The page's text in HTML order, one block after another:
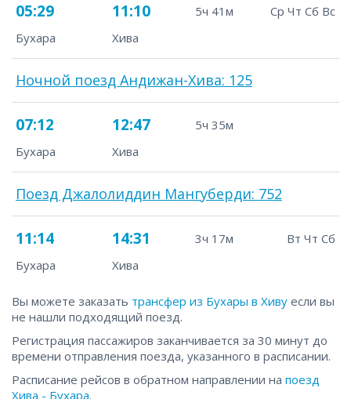
05:29 11:10 5ч 41м
Ср Чт Сб Вс
Бухара
Хива
Ночной поезд Андижан-Хива: 125
07:12 12:47
5ч 35м
Бухара
Хива
Поезд Джалолиддин Мангуберди: 752
11:14 14:31 3ч 17м
Вт Чт Сб
Бухара
Хива
Вы можете заказать трансфер из Бухары в Хиву если вы
не нашли подходящий поезд.
Регистрация пассажиров заканчивается за 30 минут до
времени отправления поезда, указанного в расписании.
Расписание рейсов в обратном направлении на поезд
Хива - Бухара.